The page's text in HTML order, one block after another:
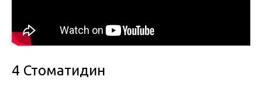
4 Стоматидин